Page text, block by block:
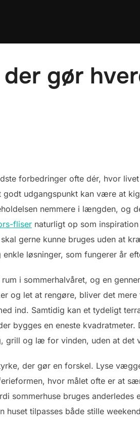
gør
forbedringer ofte dér, hvor
godt udgangspunkt kan være at
nemmere i længden, og
fliser naturligt op som
gerne kunne bruges uden at
løsninger, som fungerer år
i sommerhalvåret, og en
og let at rengøre, bliver det
ind. Samtidig kan et tydeligt
bygges en eneste
grill og læ for vinden, uden at det
der gør en forskel. Lyse
hvor målet ofte er at
bruges anderledes
tilpasses både stille